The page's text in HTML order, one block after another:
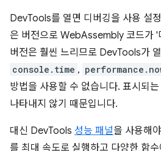
DevTools를 열면 디버깅을 사용 설
은 버전으로 WebAssembly 코드가 '
버전은 훨씬 느리므로 DevTools가
console.time ,
방법을 사용할 수 없습니다. 표시되
나타내지 않기 때문입니다.
대신 DevTools 성능 패널을 사용해
를 최대 속도로 실행하고 다양한 함